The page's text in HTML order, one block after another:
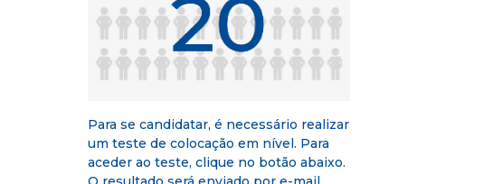
Para se candidatar, é necessário realizar
um teste de colocação em nível. Para
aceder ao teste, clique no botão abaixo.